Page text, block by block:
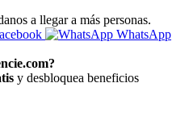
a llegar a más personas.
WhatsApp
y desbloquea beneficios